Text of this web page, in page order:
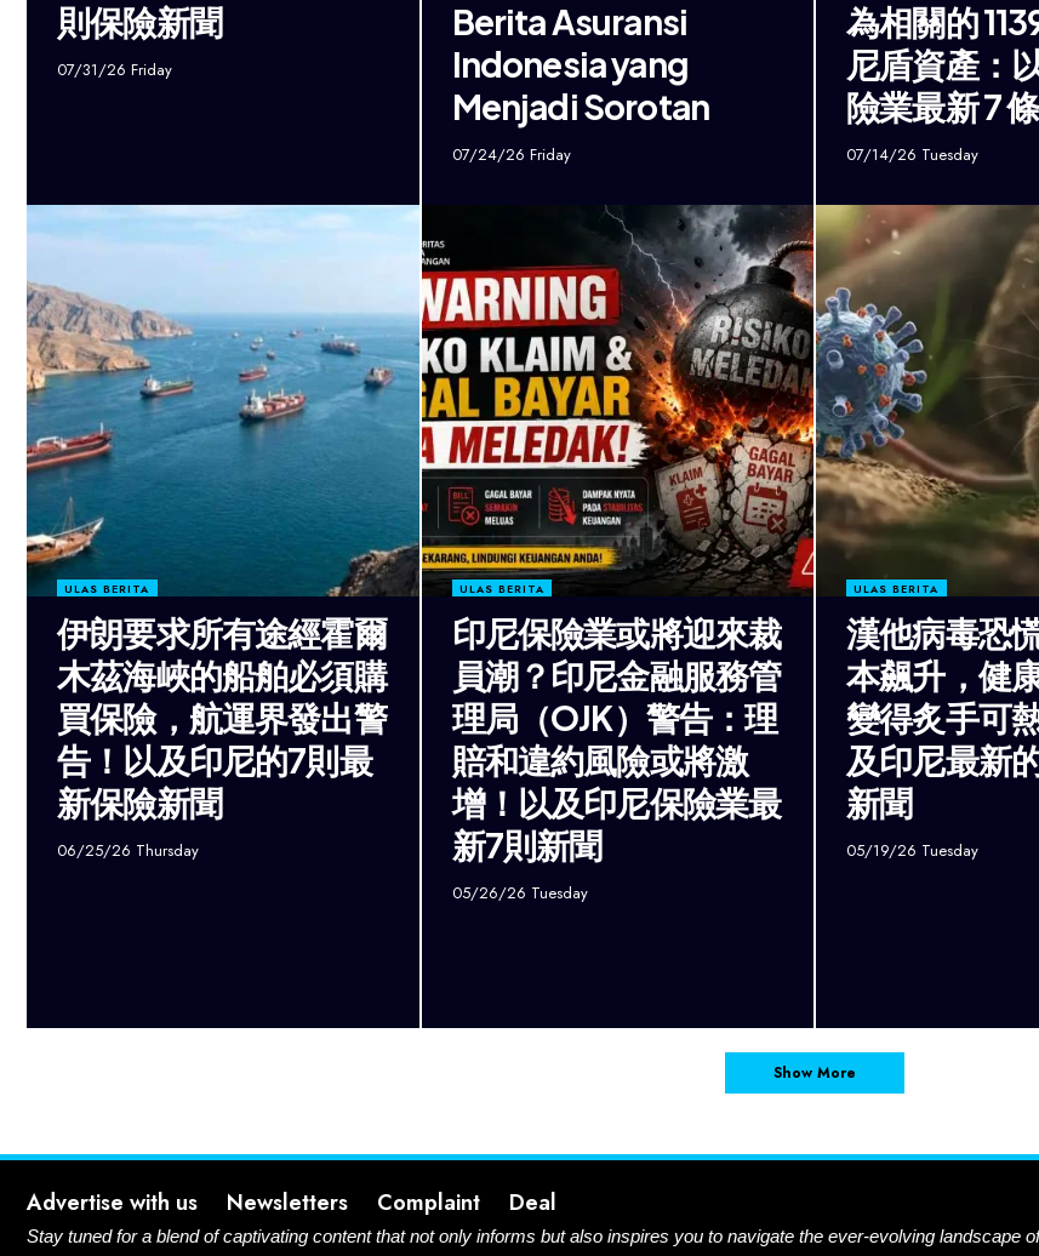
則保險新聞
07/31/26 Friday
Berita Asuransi
Indonesia yang
Menjadi Sorotan
07/24/26 Friday
為相關的
尼盾資產：
險業最新 7
07/14/26 Tuesday
ULAS BERITA
伊朗要求所有途經霍爾
木茲海峽的船舶必須購
買保險，航運界發出警
告！以及印尼的7則最
新保險新聞
06/25/26 Thursday
ULAS BERITA
印尼保險業或將迎來裁
員潮？印尼金融服務管
理局（OJK）警告：理
賠和違約風險或將激
增！以及印尼保險業最
新7則新聞
05/26/26 Tuesday
ULAS BERITA
漢他病毒恐
本飆升，健
變得炙手可
及印尼最新
新聞
05/19/26 Tuesday
Show More
Advertise with us Newsletters Complaint Deal
Stay tuned for a blend of captivating content that not only informs but also inspires you to navigate the ever-evolving landscape of